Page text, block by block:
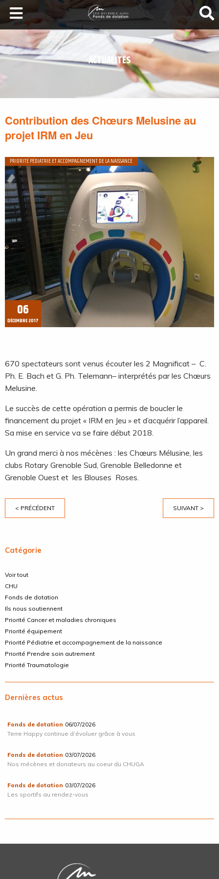
LA SANTÉ AU SOMMET
DEVENEZ MÉCÈNES
NOS PROJETS
ILS NOUS SOUTIENNENT
FAIRE UN DON
ACTUALITÉS
Contribution des Chœurs Melusine au
projet IRM en Jeu
PRIORITÉ PÉDIATRIE ET ACCOMPAGNEMENT DE LA NAISSANCE
06
DÉCEMBRE 2017
670 spectateurs sont venus écouter les 2 Magnificat – C.
Ph. E. Bach et G. Ph. Telemann– interprétés par les Chœurs
Melusine.
Le succès de cette opération a permis de boucler le
financement du projet « IRM en Jeu » et d’acquérir l’appareil.
Sa mise en service va se faire début 2018.
Un grand merci à nos mécènes : les Chœurs Mélusine, les
clubs Rotary Grenoble Sud, Grenoble Belledonne et
Grenoble Ouest et les Blouses Roses.
< PRÉCÉDENT SUIVANT >
Catégorie
Voir tout
CHU
Fonds de dotation
Ils nous soutiennent
Priorité Cancer et maladies chroniques
Priorité équipement
Priorité Pédiatrie et accompagnement de la naissance
Priorité Prendre soin autrement
Priorité Traumatologie
Dernières actus
Fonds de dotation 06/07/2026
Terre Happy continue d’évoluer grâce à vous
Fonds de dotation 03/07/2026
Nos mécènes et donateurs au coeur du CHUGA
Fonds de dotation 03/07/2026
Les sportifs au rendez-vous